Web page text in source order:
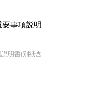
事項説明
明書(別紙含